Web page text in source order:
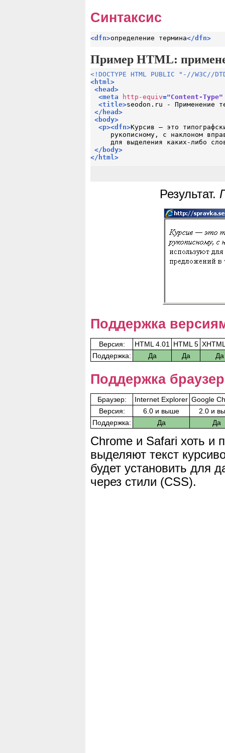
Синтаксис
<dfn>определение термина</dfn>
Пример HTML:
<!DOCTYPE HTML PUBLIC "-//
< html>
< head >
<meta http-equiv="Content-Type"
<title>seodon.ru - Применение
</ head >
<body>
<p><dfn>Курсив — это
рукописному, с наклоном
для выделения каких-либо
</ body>
</ html>
Результат.
Поддержка
Версия: HTML 4.01 HTML 5
Поддержка:
Да Да Да
Поддержка
Браузер: Internet Explorer Google
Версия:
6.0 и выше
2.0 и
Поддержка:
Да Да
Chrome и Safari хоть и
выделяют текст
будет установить для
через стили (CSS).